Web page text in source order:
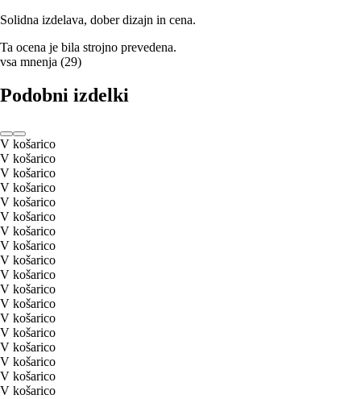
Solidna izdelava, dober dizajn in cena.
Ta ocena je bila strojno prevedena.
vsa mnenja (29)
Podobni izdelki
V košarico
V košarico
V košarico
V košarico
V košarico
V košarico
V košarico
V košarico
V košarico
V košarico
V košarico
V košarico
V košarico
V košarico
V košarico
V košarico
V košarico
V košarico